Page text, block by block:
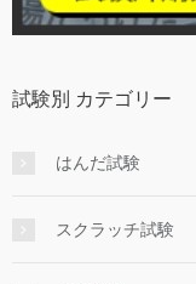
試験別 カテゴリー
はんだ試験
スクラッチ試験